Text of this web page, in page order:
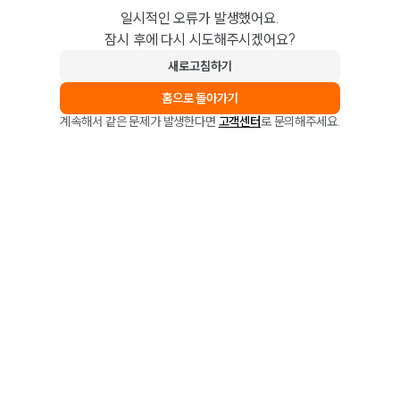
일시적인 오류가 발생했어요.
잠시 후에 다시 시도해주시겠어요?
새로고침하기
홈으로 돌아가기
계속해서 같은 문제가 발생한다면 고객센터로 문의해주세요.